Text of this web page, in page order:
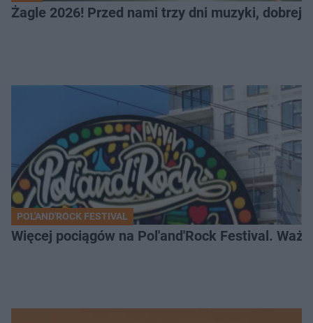
Żagle 2026! Przed nami trzy dni muzyki, dobrej
POL'AND'ROCK FESTIVAL
Więcej pociągów na Pol'and'Rock Festival.